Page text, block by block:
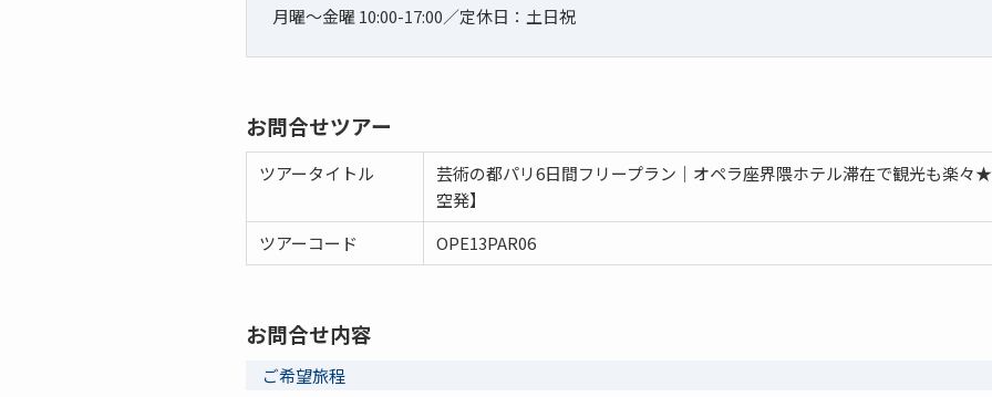
月曜～金曜 10:00-17:00／定休日：土日祝
お問合せツアー
ツアータイトル
芸術の都パリ6日間フリープラン｜オペラ座界隈ホテル滞在で観光も楽々
空発】
ツアーコード
OPE13PAR06
お問合せ内容
ご希望旅程